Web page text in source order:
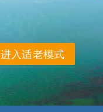
进入适老模式